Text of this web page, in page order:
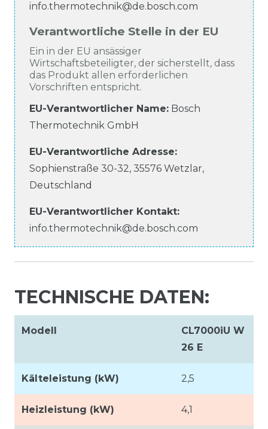
info.thermotechnik@de.bosch.com
Verantwortliche Stelle in der EU
Ein in der EU ansässiger
Wirtschaftsbeteiligter, der sicherstellt, dass
das Produkt allen erforderlichen
Vorschriften entspricht.
EU-Verantwortlicher Name: Bosch
Thermotechnik GmbH
EU-Verantwortliche Adresse:
Sophienstraße 30-32, 35576 Wetzlar,
Deutschland
EU-Verantwortlicher Kontakt:
info.thermotechnik@de.bosch.com
TECHNISCHE DATEN:
Modell
CL7000iU W
26 E
Kälteleistung (kW) 2,5
Heizleistung (kW) 4,1